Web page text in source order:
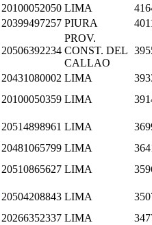
20100052050 LIMA
20399497257 PIURA
20506392234
PROV.
CONST. DEL
CALLAO
20431080002 LIMA
20100050359 LIMA
20514898961 LIMA
20481065799 LIMA
20510865627 LIMA
20504208843 LIMA
20266352337 LIMA